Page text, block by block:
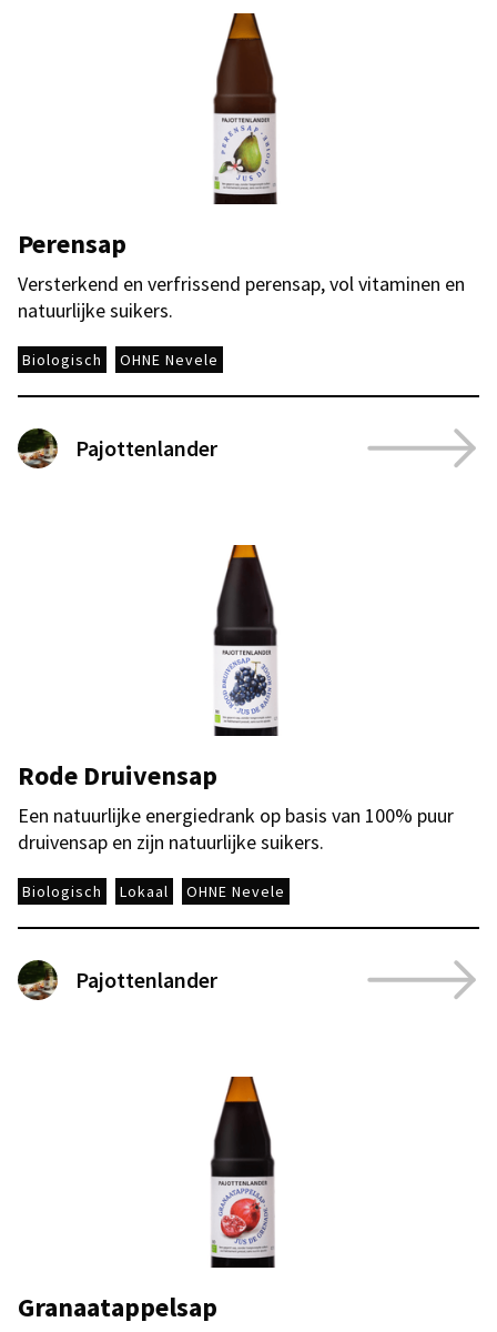
Perensap
Versterkend en verfrissend perensap, vol vitaminen en
natuurlijke suikers.
Biologisch OHNE Nevele
Pajottenlander
Rode Druivensap
Een natuurlijke energiedrank op basis van 100% puur
druivensap en zijn natuurlijke suikers.
Biologisch Lokaal OHNE Nevele
Pajottenlander
Granaatappelsap